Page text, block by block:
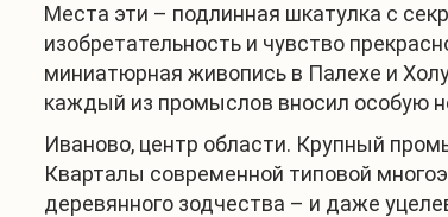
Места эти – подлинная шкатулка с
изобретательность и чувство
миниатюрная живопись в Палехе и
каждый из промыслов вносил особую
Иваново, центр области. Крупный
Кварталы современной типовой
деревянного зодчества – и даже